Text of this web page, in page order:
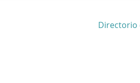
Directorio